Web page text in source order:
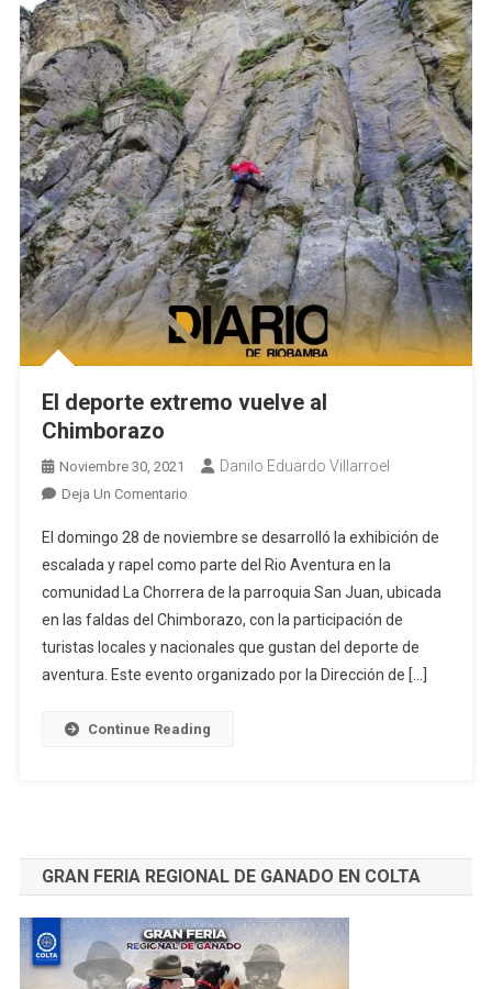
El deporte extremo vuelve al
Chimborazo
Noviembre 30, 2021 Danilo Eduardo Villarroel
Deja Un ComentarioEn
Deporte
Extremo
Vuelve
Al
Chimborazo
El domingo 28 de noviembre se desarrolló la exhibición de
escalada y rapel como parte del Rio Aventura en la
comunidad La Chorrera de la parroquia San Juan, ubicada
en las faldas del Chimborazo, con la participación de
turistas locales y nacionales que gustan del deporte de
aventura. Este evento organizado por la Dirección de […]
Continue Reading
GRAN FERIA REGIONAL DE GANADO EN COLTA